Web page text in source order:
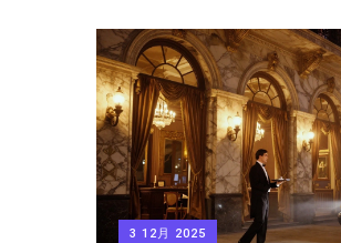
3 12月 2025